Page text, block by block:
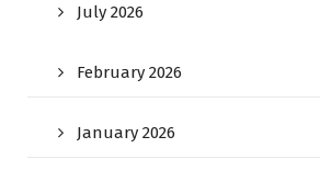
July 2026
February 2026
January 2026